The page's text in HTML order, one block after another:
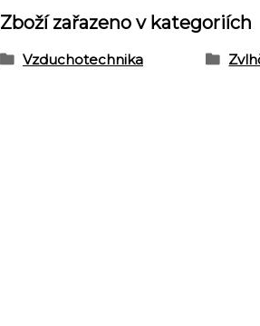
Zboží zařazeno v kategoriích
Vzduchotechnika